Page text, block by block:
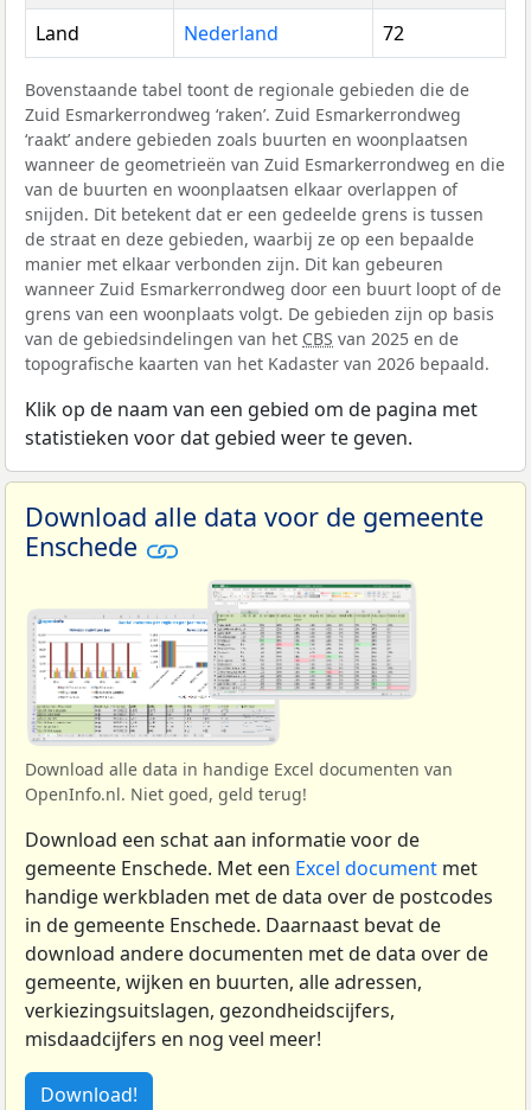
Land Nederland 72
Bovenstaande tabel toont de regionale gebieden die de
Zuid Esmarkerrondweg ‘raken’. Zuid Esmarkerrondweg
‘raakt’ andere gebieden zoals buurten en woonplaatsen
wanneer de geometrieën van Zuid Esmarkerrondweg en die
van de buurten en woonplaatsen elkaar overlappen of
snijden. Dit betekent dat er een gedeelde grens is tussen
de straat en deze gebieden, waarbij ze op een bepaalde
manier met elkaar verbonden zijn. Dit kan gebeuren
wanneer Zuid Esmarkerrondweg door een buurt loopt of de
grens van een woonplaats volgt. De gebieden zijn op basis
van de gebiedsindelingen van het CBS van 2025 en de
topografische kaarten van het Kadaster van 2026 bepaald.
Klik op de naam van een gebied om de pagina met
statistieken voor dat gebied weer te geven.
Download alle data voor de gemeente
Enschede
Download alle data in handige Excel documenten van
OpenInfo.nl. Niet goed, geld terug!
Download een schat aan informatie voor de
gemeente Enschede. Met een Excel document met
handige werkbladen met de data over de postcodes
in de gemeente Enschede. Daarnaast bevat de
download andere documenten met de data over de
gemeente, wijken en buurten, alle adressen,
verkiezingsuitslagen, gezondheidscijfers,
misdaadcijfers en nog veel meer!
Download!